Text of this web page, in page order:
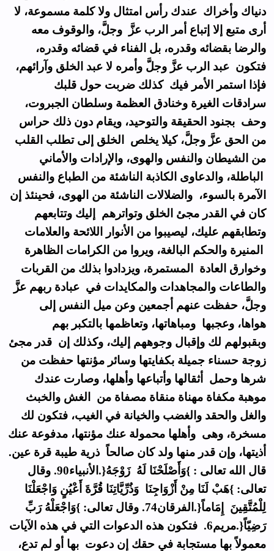
دنياك وأخراك عندك رأس امتثال ولا كلمة مسموعة، لا
أرى متبع إلا إتباع أمر الرب عزَّ وجلَّ، والوقوف معه
والرضا بقضائه وقدره، بل الفناء في قضائه وقدره،
فتكون عبد الرب عزَّ وجلَّ وأمره لا عبد الخلق وآرائهم،
فإذا استمر الأمر فيك كذلك ضربت حول قلبك
سرادقات الغيرة وخنادق العظمة وسلطان الجبروت،
وحف بجنود الحقيقة والتوحيد، ويقام دون ذلك حراس
من الحق عزَّ وجلَّ، كيلا يخلص الخلق إلى تطلب القلب
من الشيطان والنفس والهوى، والإرادات والأماني
الباطلة، والدعاوى الكاذبة الناشئة من الطباع والنفس
الآمرة بالسوء، والضلالات الناشئة من الهوى، فحينئذ إن
كان في القدر مجئ الخلق وتواترهم إليك وتتابعهم
وتطابقهم عليك، ليصيبوا من الأنوار اللائحة والعلامات
المنيرة والحكم البالغة، ويروا من الكرامات الظاهرة
وخوارق العادة المستمرة، ويزدادوا بذلك من القربات
والطاعات والمجاهدات والمكايدات في عبادة ربهم عزَّ
وجلَّ، حفظت عنهم أجمعين وعن ميل النفس إلى
هواها، وعجبها ومباهاتها، وتعاظمها بالتكبر بهم
وبقبولهم لك وإقبال وجوههم إليك، وكذلك إن قدر مجئ
زوجة حسناء جميلة بكفايتها وسائر مؤنتها حفظت من
شرها وحمل أثقالها وأتباعها وأهلها، وصارت عندك
موهبة مكفاة مهناة منقاة مصفاة من الغش والخبث
والغل والحقد والغضب والخيانة في الغيب، فتكون لك
مسخرة، وهى وأهلها محمولة عنك مؤنتها، مدفوعة عنك
أذيتها، وإن قدر منها ولد كان صالحاً ذرية طيبة قرة عين.
قال الله تعالى : }وَأَصْلَحْنَا لَهُ زَوْجَهُ{.الأنبياء90. وقال
تعالى: }هَبْ لَنَا مِنْ أَزْوَاجِنَا وَذُرِّيَّاتِنَا قُرَّةَ أَعْيُنٍ وَاجْعَلْنَا
لِلْمُتَّقِينَ إِمَاماً{.الفرقان74. وقال تعالى: }وَاجْعَلْهُ رَبِّ
رَضِيّاً{.مريم6. فتكون هذه الدعوات التي في هذه الآيات
معمولاً بها مستجابة في حقك إن دعوت بها أو لم تدع،